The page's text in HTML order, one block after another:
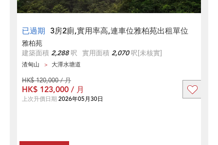
已過期 3房2廁,實用率高,連車位雅柏苑出租單位
雅柏苑
建築面積 2,288呎 實用面積 2,070呎[未核實]
渣甸山 大潭水塘道
HK$ 120,000 / 月
HK$ 123,000 / 月
上次升價日期 2026年05月30日